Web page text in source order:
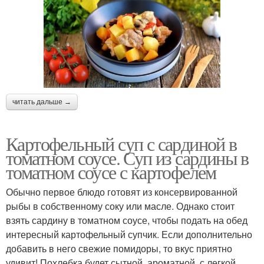
читать дальше →
Картофельный суп с сардиной в
томатном соусе. Суп из сардины в
томатном соусе с картофелем
Обычно первое блюдо готовят из консервированной
рыбы в собственному соку или масле. Однако стоит
взять сардину в томатном соусе, чтобы подать на обед
интересный картофельный супчик. Если дополнительно
добавить в него свежие помидоры, то вкус приятно